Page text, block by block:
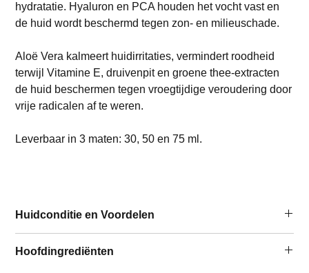
hydratatie. Hyaluron en PCA houden het vocht vast en
de huid wordt beschermd tegen zon- en milieuschade.
Aloë Vera kalmeert huidirritaties, vermindert roodheid
terwijl Vitamine E, druivenpit en groene thee-extracten
de huid beschermen tegen vroegtijdige veroudering door
vrije radicalen af ​​te weren.
Leverbaar in 3 maten: 30, 50 en 75 ml.
Huidconditie en Voordelen
Alle huidtypen, inclusief gevoelige huid en na
Hoofdingrediënten